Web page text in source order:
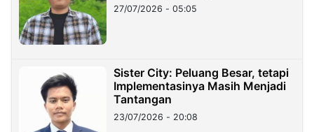
27/07/2026 - 05:05
Sister City: Peluang Besar, tetapi
Implementasinya Masih Menjadi
Tantangan
23/07/2026 - 20:08